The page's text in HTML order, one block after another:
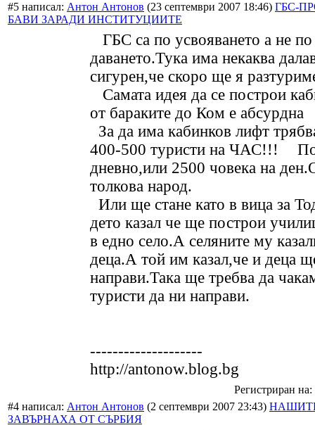
#5 написал: Антон Антонов (23 септември 2007 18:46) ГБС-
БАВИ ЗАРАДИ ИНСТИТУЦИИТЕ
ГБС са по усвояването а не по
даването.Тука има некаква
сигурен,че скоро ще я
Самата идея да се построи
от бараките до Ком е абсурдна
За да има кабинков лифт
400-500 туристи на ЧАС!!!
дневно,или 2500 човека на
толкова народ.
Или ще стане като в вица за
дето казал че ще построи
в едно село.А селяните му
деца.А той им казал,че и деца
направи.Така ще требва да
туристи да ни направи.
--------------------
http://antonow.blog.bg
Регистриран
#4 написал: Антон Антонов (2 септември 2007 23:43)
ЗАВЪРНАХА ОТ СЪРБИЯ